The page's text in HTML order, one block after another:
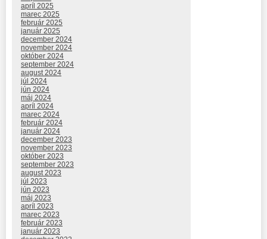
apríl 2025
marec 2025
február 2025
január 2025
december 2024
november 2024
október 2024
september 2024
august 2024
júl 2024
jún 2024
máj 2024
apríl 2024
marec 2024
február 2024
január 2024
december 2023
november 2023
október 2023
september 2023
august 2023
júl 2023
jún 2023
máj 2023
apríl 2023
marec 2023
február 2023
január 2023